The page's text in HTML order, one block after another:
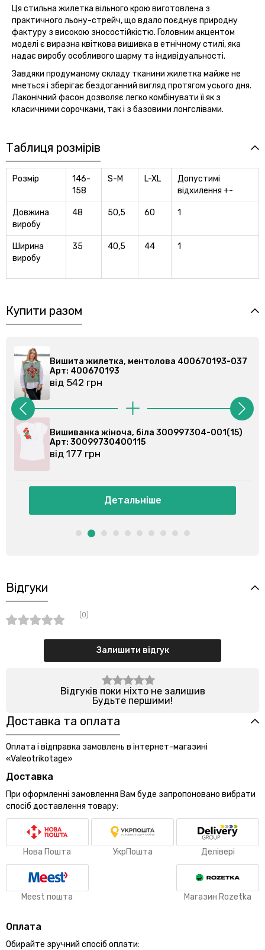
Ця стильна жилетка вільного крою виготовлена з
практичного льону-стрейч, що вдало поєднує природну
фактуру з високою зносостійкістю. Головним акцентом
моделі є виразна квіткова вишивка в етнічному стилі, яка
надає виробу особливого шарму та індивідуальності.
Завдяки продуманому складу тканини жилетка майже не
мнеться і зберігає бездоганний вигляд протягом усього дня.
Лаконічний фасон дозволяє легко комбінувати її як з
класичними сорочками, так і з базовими лонгслівами.
Таблиця розмірів
Розмір
146-
158
S-M L-XL
Допустимі
відхилення +-
Довжина
виробу
48 50,5 60 1
Ширина
виробу
35 40,5 44 1
Купити разом
Вишита жилетка, ментолова 400670193-037
Арт: 400670193
від 542 грн
Вишиванка жіноча, біла 300997304-001(15)
Арт: 30099730400115
від 177 грн
Детальніше
Відгуки
(0)
Залишити відгук
Відгуків поки ніхто не залишив
Будьте першими!
Доставка та оплата
Оплата і відправка замовлень в інтернет-магазині
«Valeotrikotage»
Доставка
При оформленні замовлення Вам буде запропоновано вибрати
спосіб доставлення товару:
Нова Пошта УкрПошта Делівері
Meest пошта Магазин Rozetka
Оплата
Обирайте зручний спосіб оплати: